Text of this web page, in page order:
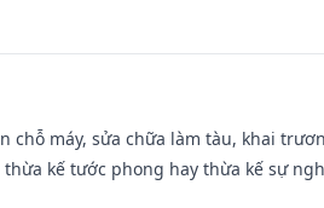
chỗ máy, sửa chữa làm tàu, khai
kế tước phong hay thừa kế sự